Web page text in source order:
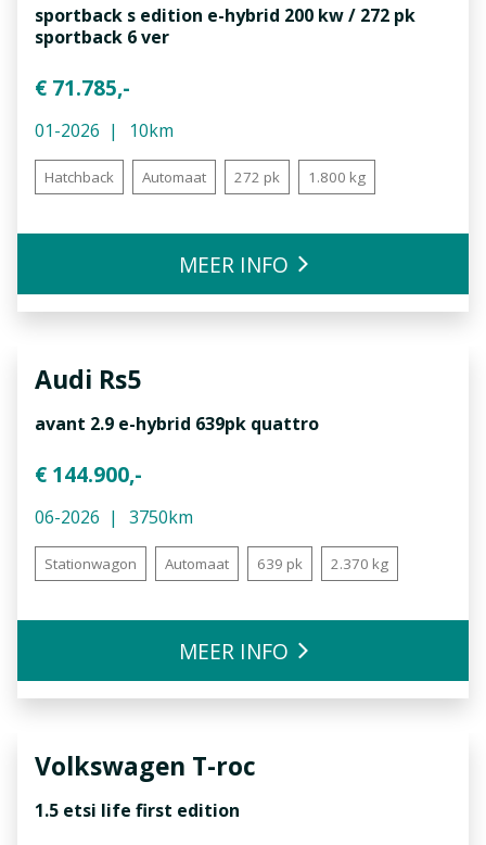
sportback s edition e-hybrid 200 kw / 272 pk
sportback 6 ver
€ 71.785,-
01-2026 10km
Hatchback Automaat 272 pk 1.800 kg
MEER INFO
Audi Rs5
avant 2.9 e-hybrid 639pk quattro
€ 144.900,-
06-2026 3750km
Stationwagon Automaat 639 pk 2.370 kg
MEER INFO
Volkswagen T-roc
1.5 etsi life first edition